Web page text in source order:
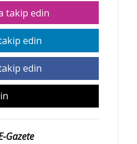
takip edin
edin
edin
Gazete